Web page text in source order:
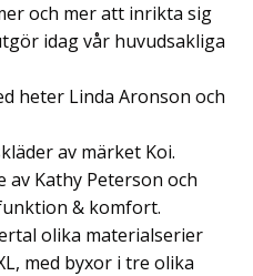
och mer att inrikta sig
idag vår huvudsakliga
heter Linda Aronson och
av märket Koi.
av Kathy Peterson och
& komfort.
olika materialserier
med byxor i tre olika